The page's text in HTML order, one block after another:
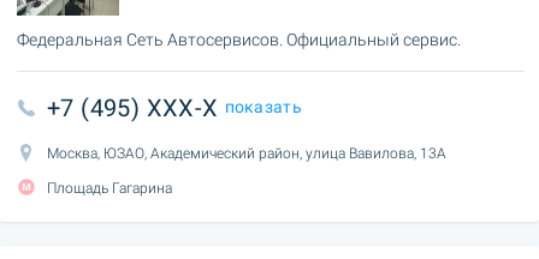
Федеральная Сеть Автосервисов. Официальный сервис.
+7 (495) XXX-X показать
Москва, ЮЗАО, Академический район, улица Вавилова, 13А
Площадь Гагарина